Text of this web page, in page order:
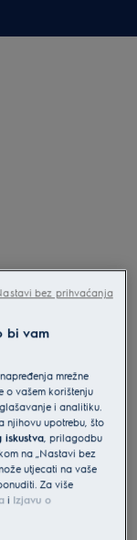
bi vam
mrežne
o vašem korištenju
i analitiku.
njihovu upotrebu, što
iskustva , prilagodbu
na „Nastavi bez
utjecati na vaše
Za više
i Izjavu o
bez prihvaćanja